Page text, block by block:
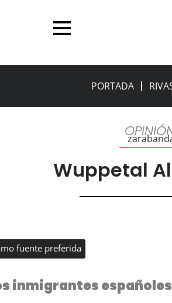
PORTADA
Wuppetal
fuente preferida
inmigrantes